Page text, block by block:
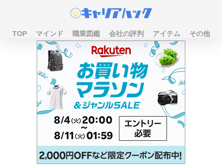
TOP マインド 職業図鑑 会社の評判 アイテム その他